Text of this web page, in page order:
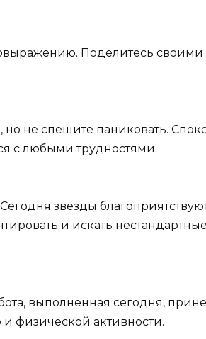
Поделитесь своими
не спешите паниковать.
с любыми трудностями.
звезды
и искать нестандартные
выполненная сегодня,
физической активности.